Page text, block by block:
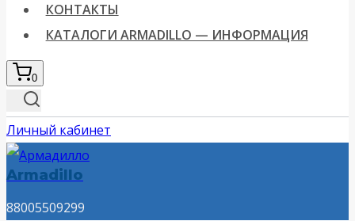
КОНТАКТЫ
КАТАЛОГИ ARMADILLO — ИНФОРМАЦИЯ
0
Личный кабинет
Armadillo
88005509299